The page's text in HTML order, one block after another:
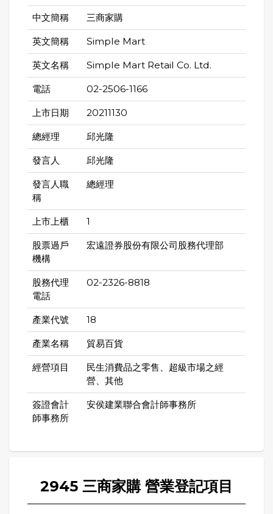
中文簡稱 三商家購
英文簡稱 Simple Mart
英文名稱 Simple Mart Retail Co. Ltd.
電話 02-2506-1166
上市日期 20211130
總經理 邱光隆
發言人 邱光隆
發言人職
稱
總經理
上市上櫃 1
股票過戶
機構
宏遠證券股份有限公司股務代理部
股務代理
電話
02-2326-8818
產業代號 18
產業名稱 貿易百貨
經營項目
民生消費品之零售、超級市場之經
營、其他
簽證會計
師事務所
安侯建業聯合會計師事務所
2945 三商家購 營業登記項目